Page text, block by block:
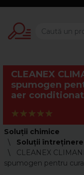
CLEANEX
spumogen
aer conditionat
Soluții chimice
Soluţii întreţinere
CLEANEX
spumogen pentru